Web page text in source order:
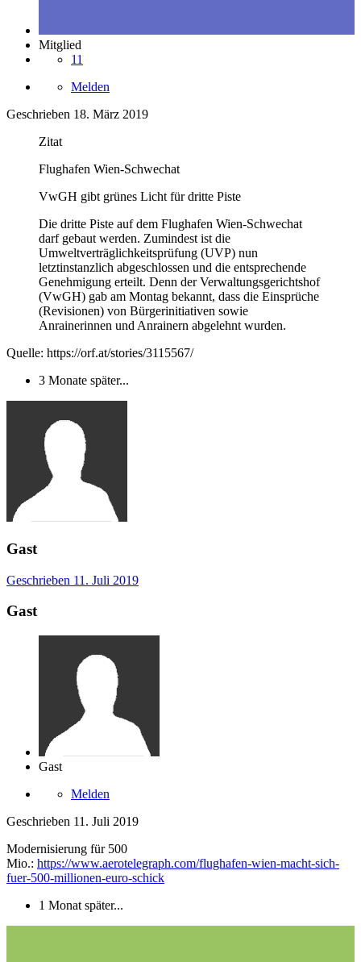
Mitglied
11
Melden
Geschrieben 18. März 2019
Zitat
Flughafen Wien-Schwechat
VwGH gibt grünes Licht für dritte Piste
Die dritte Piste auf dem Flughafen Wien-Schwechat
darf gebaut werden. Zumindest ist die
Umweltverträglichkeitsprüfung (UVP) nun
letztinstanzlich abgeschlossen und die entsprechende
Genehmigung erteilt. Denn der Verwaltungsgerichtshof
(VwGH) gab am Montag bekannt, dass die Einsprüche
(Revisionen) von Bürgerinitiativen sowie
Anrainerinnen und Anrainern abgelehnt wurden.
Quelle: https://orf.at/stories/3115567/
3 Monate später...
Gast
Geschrieben 11. Juli 2019
Gast
Gast
Melden
Geschrieben 11. Juli 2019
Modernisierung für 500
Mio.: https://www.aerotelegraph.com/flughafen-wien-macht-sich-
fuer-500-millionen-euro-schick
1 Monat später...